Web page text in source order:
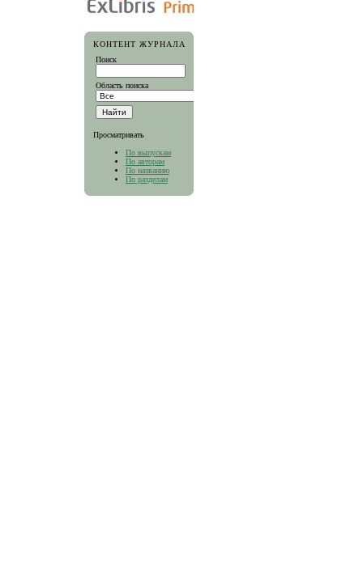
КОНТЕНТ ЖУРНАЛА
Поиск
Область поиска
Просматривать
По выпускам
По авторам
По названию
По разделам